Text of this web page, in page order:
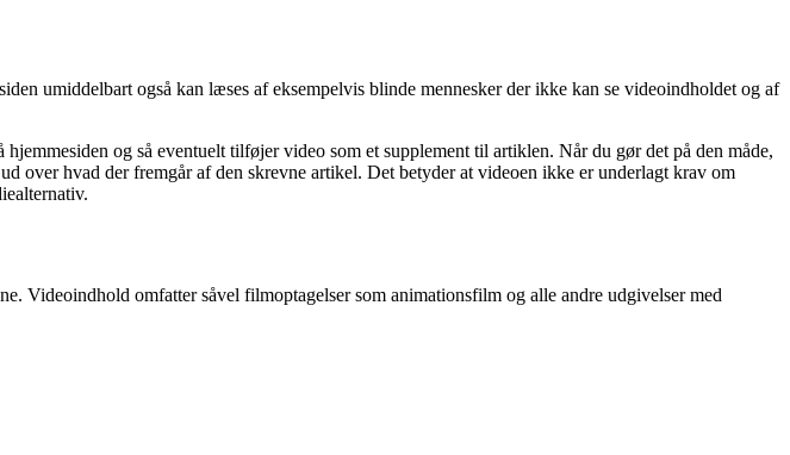
umiddelbart også kan læses af eksempelvis blinde mennesker der ikke kan se videoindholdet og af
og så eventuelt tilføjer video som et supplement til artiklen. Når du gør det på den måde,
over hvad der fremgår af den skrevne artikel. Det betyder at videoen ikke er underlagt krav om
Videoindhold omfatter såvel filmoptagelser som animationsfilm og alle andre udgivelser med